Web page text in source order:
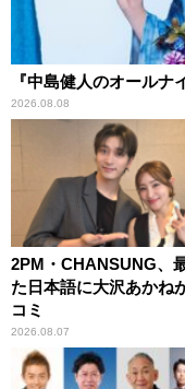
『中島健人のオールナ
2026.08.08
2PM・CHANSUNG、
た日本語に大沢あかね
コミ
2026.08.07